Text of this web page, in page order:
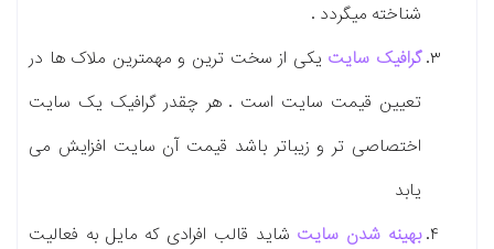
شناخته میگردد .
گرافیک سایت یکی از سخت ترین و مهمترین ملاک ها در
تعیین قیمت سایت است . هر چقدر گرافیک یک سایت
اختصاصی تر و زیباتر باشد قیمت آن سایت افزایش می
یابد
بهینه شدن سایت شاید قالب افرادی که مایل به فعالیت